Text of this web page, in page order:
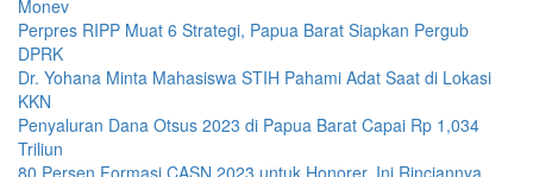
Monev
Perpres RIPP Muat 6 Strategi, Papua Barat Siapkan Pergub
DPRK
Dr. Yohana Minta Mahasiswa STIH Pahami Adat Saat di Lokasi
KKN
Penyaluran Dana Otsus 2023 di Papua Barat Capai Rp 1,034
Triliun
80 Persen Formasi CASN 2023 untuk Honorer, Ini Rinciannya